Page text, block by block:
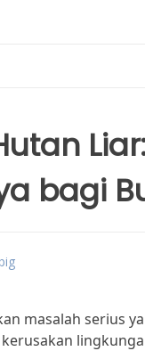
bagi
masalah serius